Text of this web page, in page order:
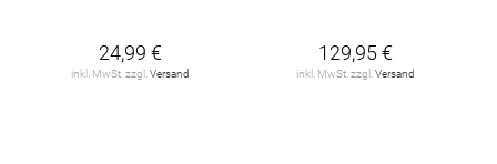
24,99 €
inkl. MwSt. zzgl. Versand
129,95 €
inkl. MwSt. zzgl. Versand